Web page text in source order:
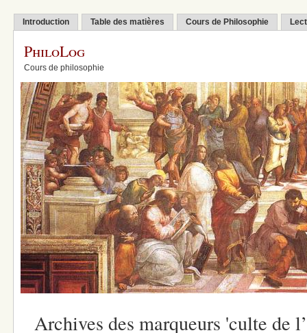
Introduction Table des matières Cours de Philosophie
PhiloLog
Cours de philosophie
Archives des marqueurs 'culte de